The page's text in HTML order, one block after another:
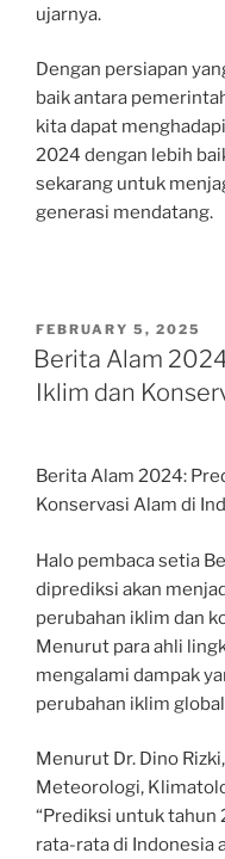
ujarnya.
Dengan persiapan
baik antara
kita dapat
2024 dengan lebih
sekarang untuk
generasi mendatang.
POSTED
ON
FEBRUARY 5, 2025
Berita Alam
Iklim dan
Berita Alam 2024:
Konservasi Alam di
Halo pembaca setia
diprediksi akan
perubahan iklim dan
Menurut para ahli
mengalami dampak
perubahan iklim
Menurut Dr. Dino
Meteorologi,
“Prediksi untuk tahun
rata-rata di Indonesia